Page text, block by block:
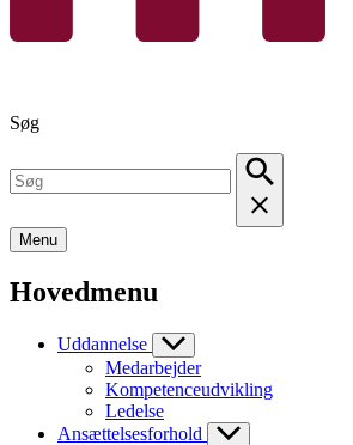
Søg
Menu
Hovedmenu
Uddannelse
Medarbejder
Kompetenceudvikling
Ledelse
Ansættelsesforhold